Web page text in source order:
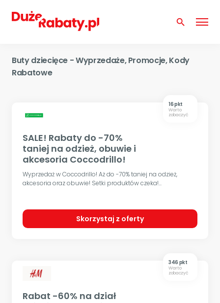
search
Buty dziecięce - Wyprzedaże, Promocje, Kody
Rabatowe
16 pkt
Warto
zobaczyć
SALE! Rabaty do -70%
taniej na odzież, obuwie i
akcesoria Coccodrillo!
Wyprzedaż w Coccodrillo! Aż do -70% taniej na odzież,
akcesoria oraz obuwie! Setki produktów czeka!...
Skorzystaj z oferty
346 pkt
Warto
zobaczyć
Rabat -60% na dział